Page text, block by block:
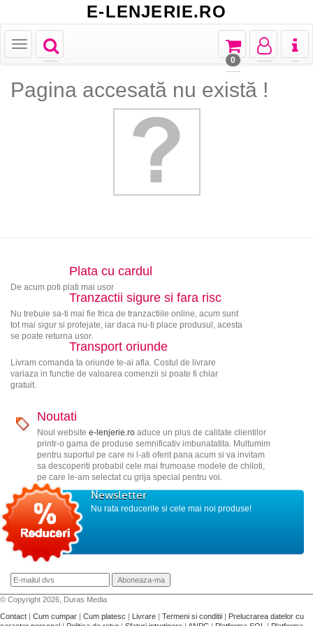
E-LENJERIE.RO
Toggle
navigation
Toggle
Toggle
navigation
Toggle
navigation
Toggle
navigation
0
Pagina accesată nu există !
Plata cu cardul
De acum poti plati mai usor
Tranzactii sigure si fara risc
Nu trebuie sa-ti mai fie frica de tranzactiile online, acum sunt
tot mai sigur si protejate, iar daca nu-ti place produsul, acesta
se poate returna usor.
Transport oriunde
Livram comanda ta oriunde te-ai afla. Costul de livrare
variaza in functie de valoarea comenzii si poate fi chiar
gratuit.
Noutati
Noul website e-lenjerie.roaduce un plus de calitate clientilor
printr-o gama de produse semnificativ imbunatatita. Multumim
pentru suportul pe care ni l-ati oferit pana acum si va invitam
sa descoperiti probabil cele mai frumoase modele de chiloti,
pe care le-am selectat cu grija special pentru voi.
Newsletter
Nu rata reducerile si cele mai noi produse!
© Copyright 2026, Duras Media
Contact | Cum cumpar | Cum platesc | Livrare | Termeni si conditii | Prelucrarea datelor cu